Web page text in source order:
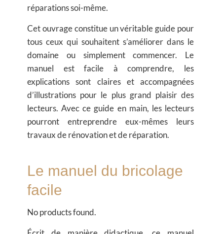
réparations soi-même.
Cet ouvrage constitue un véritable guide pour
tous ceux qui souhaitent s’améliorer dans le
domaine ou simplement commencer. Le
manuel est facile à comprendre, les
explications sont claires et accompagnées
d’illustrations pour le plus grand plaisir des
lecteurs. Avec ce guide en main, les lecteurs
pourront entreprendre eux-mêmes leurs
travaux de rénovation et de réparation.
Le manuel du bricolage
facile
No products found.